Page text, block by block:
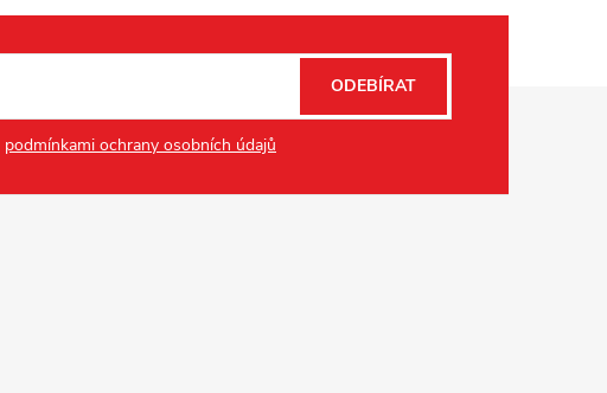
podmínkami ochrany osobních údajů
ODEBÍRAT